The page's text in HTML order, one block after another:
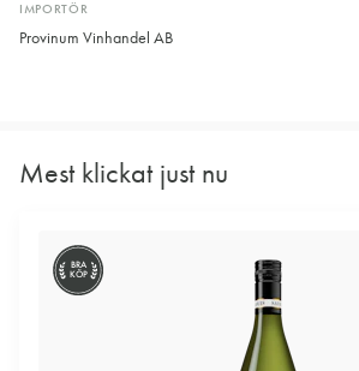
IMPORTÖR
Provinum Vinhandel AB
Mest klickat just nu
BRA
KÖP